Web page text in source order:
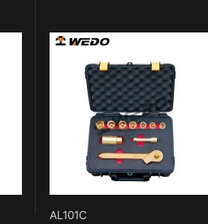
AL101C